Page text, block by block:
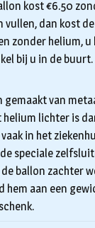
kost €6.50
dan kost de
zonder helium, u
bij u in de buurt.
van
lichter is
in het
speciale
ballon zachter
hem aan een